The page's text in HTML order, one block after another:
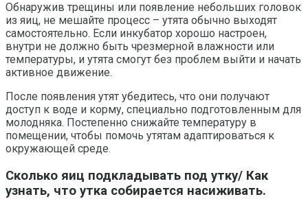
Обнаружив трещины или появление небольших головок
из яиц, не мешайте процесс – утята обычно выходят
самостоятельно. Если инкубатор хорошо настроен,
внутри не должно быть чрезмерной влажности или
температуры, и утята смогут без проблем выйти и начать
активное движение.
После появления утят убедитесь, что они получают
доступ к воде и корму, специально подготовленным для
молодняка. Постепенно снижайте температуру в
помещении, чтобы помочь утятам адаптироваться к
окружающей среде.
Сколько яиц подкладывать под утку/ Как
узнать, что утка собирается насиживать.